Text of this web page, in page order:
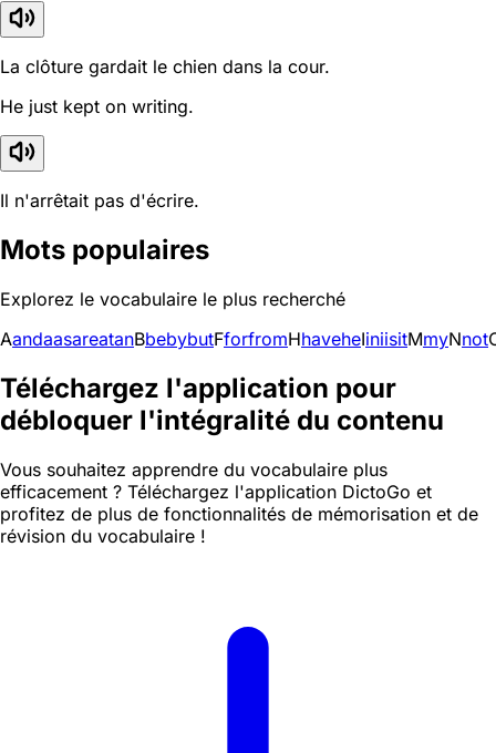
La clôture gardait le chien dans la cour.
He just kept on writing.
Il n'arrêtait pas d'écrire.
Mots populaires
Explorez le vocabulaire le plus recherché
AandaasareatanBbebybutFforfromHhaveheIiniisitMmyNnot
Téléchargez l'application pour
débloquer l'intégralité du contenu
Vous souhaitez apprendre du vocabulaire plus
efficacement ? Téléchargez l'application DictoGo et
profitez de plus de fonctionnalités de mémorisation et de
révision du vocabulaire !